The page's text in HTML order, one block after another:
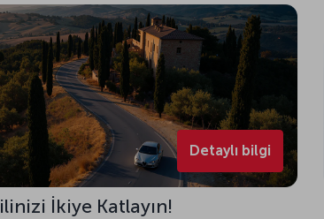
Detaylı bilgi
İkiye Katlayın!